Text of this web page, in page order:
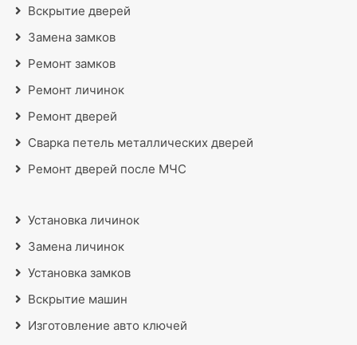
Вскрытие дверей
Замена замков
Ремонт замков
Ремонт личинок
Ремонт дверей
Сварка петель металлических дверей
Ремонт дверей после МЧС
Установка личинок
Замена личинок
Установка замков
Вскрытие машин
Изготовление авто ключей